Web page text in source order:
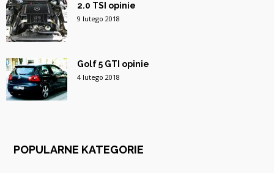
2.0 TSI opinie
9 lutego 2018
Golf 5 GTI opinie
4 lutego 2018
POPULARNE KATEGORIE